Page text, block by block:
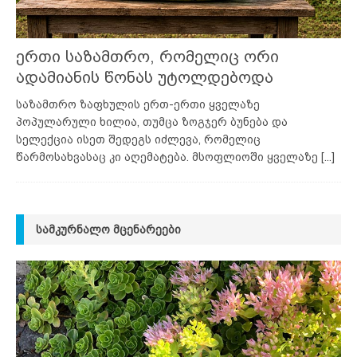
ერთი საზამთრო, რომელიც ორი
ადამიანის წონას უტოლდებოდა
საზამთრო ზაფხულის ერთ-ერთი ყველაზე
პოპულარული ხილია, თუმცა ზოგჯერ ბუნება და
სელექცია ისეთ შედეგს იძლევა, რომელიც
წარმოსახვასაც კი აღემატება. მსოფლიოში ყველაზე [...]
ᲡᲐᲛᲙᲣᲠᲜᲐᲚᲝ ᲛᲪᲔᲜᲐᲠᲔᲔᲑᲘ